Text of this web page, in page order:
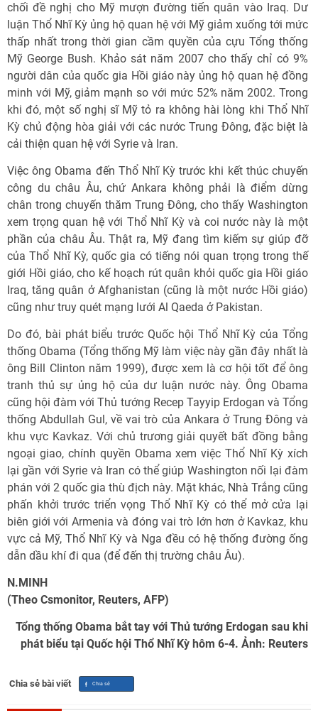
chối đề nghị cho Mỹ mượn đường tiến quân vào Iraq. Dư
luận Thổ Nhĩ Kỳ ủng hộ quan hệ với Mỹ giảm xuống tới mức
thấp nhất trong thời gian cầm quyền của cựu Tổng thống
Mỹ George Bush. Khảo sát năm 2007 cho thấy chỉ có 9%
người dân của quốc gia Hồi giáo này ủng hộ quan hệ đồng
minh với Mỹ, giảm mạnh so với mức 52% năm 2002. Trong
khi đó, một số nghị sĩ Mỹ tỏ ra không hài lòng khi Thổ Nhĩ
Kỳ chủ động hòa giải với các nước Trung Đông, đặc biệt là
cải thiện quan hệ với Syrie và Iran.
Việc ông Obama đến Thổ Nhĩ Kỳ trước khi kết thúc chuyến
công du châu Âu, chứ Ankara không phải là điểm dừng
chân trong chuyến thăm Trung Đông, cho thấy Washington
xem trọng quan hệ với Thổ Nhĩ Kỳ và coi nước này là một
phần của châu Âu. Thật ra, Mỹ đang tìm kiếm sự giúp đỡ
của Thổ Nhĩ Kỳ, quốc gia có tiếng nói quan trọng trong thế
giới Hồi giáo, cho kế hoạch rút quân khỏi quốc gia Hồi giáo
Iraq, tăng quân ở Afghanistan (cũng là một nước Hồi giáo)
cũng như truy quét mạng lưới Al Qaeda ở Pakistan.
Do đó, bài phát biểu trước Quốc hội Thổ Nhĩ Kỳ của Tổng
thống Obama (Tổng thống Mỹ làm việc này gần đây nhất là
ông Bill Clinton năm 1999), được xem là cơ hội tốt để ông
tranh thủ sự ủng hộ của dư luận nước này. Ông Obama
cũng hội đàm với Thủ tướng Recep Tayyip Erdogan và Tổng
thống Abdullah Gul, về vai trò của Ankara ở Trung Đông và
khu vực Kavkaz. Với chủ trương giải quyết bất đồng bằng
ngoại giao, chính quyền Obama xem việc Thổ Nhĩ Kỳ xích
lại gần với Syrie và Iran có thể giúp Washington nối lại đàm
phán với 2 quốc gia thù địch này. Mặt khác, Nhà Trắng cũng
phấn khởi trước triển vọng Thổ Nhĩ Kỳ có thể mở cửa lại
biên giới với Armenia và đóng vai trò lớn hơn ở Kavkaz, khu
vực cả Mỹ, Thổ Nhĩ Kỳ và Nga đều có hệ thống đường ống
dẫn dầu khí đi qua (để đến thị trường châu Âu).
N.MINH
(Theo Csmonitor, Reuters, AFP)
Tổng thống Obama bắt tay với Thủ tướng Erdogan sau khi
phát biểu tại Quốc hội Thổ Nhĩ Kỳ hôm 6-4. Ảnh: Reuters
Chia sẻ bài viết